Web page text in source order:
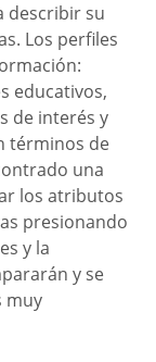
describir su
Los perfiles
educativos,
de interés y
términos de
una
los atributos
presionando
y la
y se
muy